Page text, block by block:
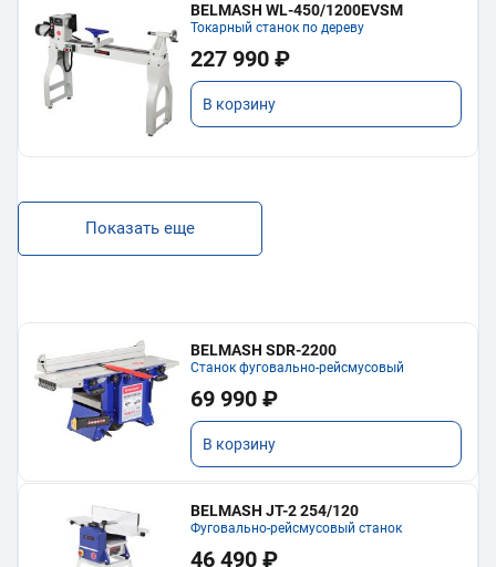
BELMASH WL-450/1200EVSM
Токарный станок по дереву
227 990 ₽
В корзину
Показать еще
BELMASH SDR-2200
Станок фуговально-рейсмусовый
69 990 ₽
В корзину
BELMASH JT-2 254/120
Фуговально-рейсмусовый станок
46 490 ₽